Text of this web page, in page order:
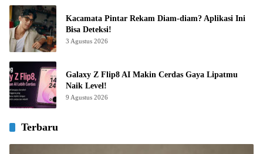
Kacamata Pintar Rekam Diam-diam? Aplikasi Ini
Bisa Deteksi!
3 Agustus 2026
Galaxy Z Flip8 AI Makin Cerdas Gaya Lipatmu
Naik Level!
9 Agustus 2026
Terbaru